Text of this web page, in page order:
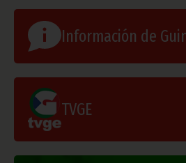
Información de
TVGE